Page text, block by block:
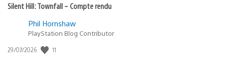
Silent Hill: Townfall – Compte rendu
Phil Hornshaw
PlayStation Blog Contributor
Date
29/07/2026 11